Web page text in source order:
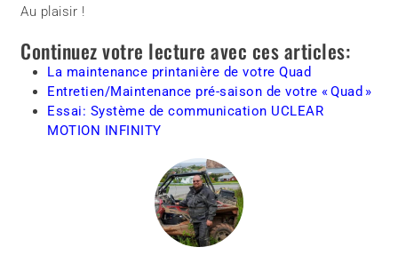
Au plaisir !
Continuez votre lecture avec ces articles:
La maintenance printanière de votre Quad
Entretien/Maintenance pré-saison de votre « Quad »
Essai: Système de communication UCLEAR
MOTION INFINITY